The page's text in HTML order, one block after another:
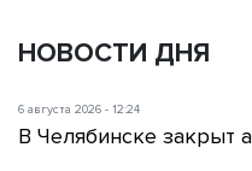
НОВОСТИ ДНЯ
6 августа 2026 - 12:24
В Челябинске закрыт